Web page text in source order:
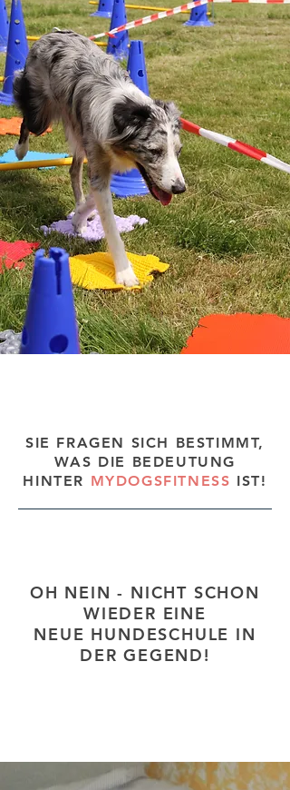
SIE FRAGEN SICH BESTIMMT,
WAS DIE BEDEUTUNG
HINTER MYDOGSFITNESS IST!
OH NEIN - NICHT SCHON
WIEDER EINE
NEUE HUNDESCHULE IN
DER GEGEND!